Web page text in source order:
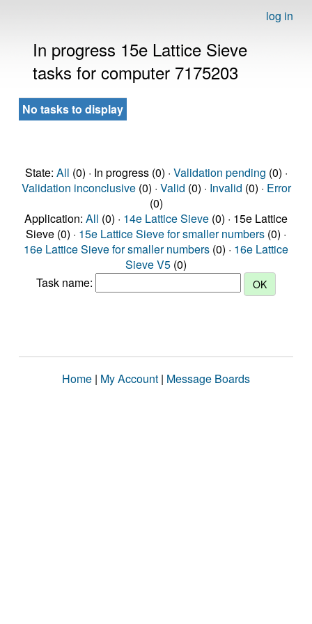
log in
In progress 15e Lattice Sieve
tasks for computer 7175203
No tasks to display
State: All (0) · In progress (0) · Validation pending (0) ·
Validation inconclusive(0) · Valid (0) · Invalid (0) · Error
(0)
Application: All (0) · 14e Lattice Sieve (0) · 15e Lattice
Sieve (0) · 15e Lattice Sieve for smaller numbers (0) ·
16e Lattice Sieve for smaller numbers (0) · 16e Lattice
Sieve V5 (0)
Task name:
Home | My Account | Message Boards